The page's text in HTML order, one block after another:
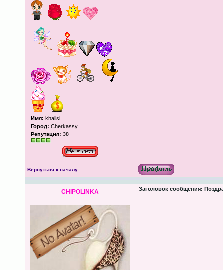
Имя: khalisi
Город: Cherkassy
Репутация: 38
Вернуться к началу
CHIPOLINKA Заголовок сообщения: